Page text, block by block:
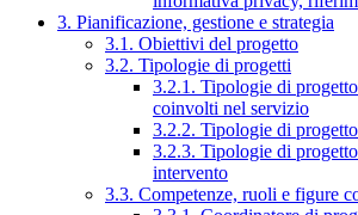
3. Pianificazione, gestione e strategia
3.1. Obiettivi del progetto
3.2. Tipologie di progetti
3.2.1. Tipologie di
coinvolti nel servizio
3.2.2. Tipologie di
3.2.3. Tipologie di
intervento
3.3. Competenze, ruoli e figure